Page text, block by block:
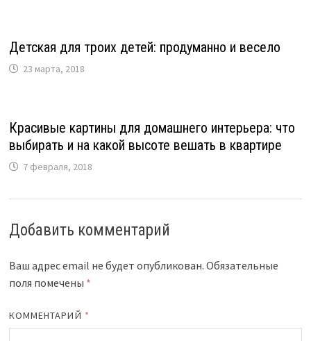
Детская для троих детей: продуманно и весело
23 марта, 2018
Красивые картины для домашнего интерьера: что
выбирать и на какой высоте вешать в квартире
7 февраля, 2018
Добавить комментарий
Ваш адрес email не будет опубликован. Обязательные
поля помечены *
КОММЕНТАРИЙ *